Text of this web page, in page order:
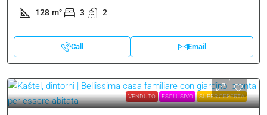
128 m² 3 2
Call Email
VENDUTO ESCLUSIVO SUPER OFFERTA